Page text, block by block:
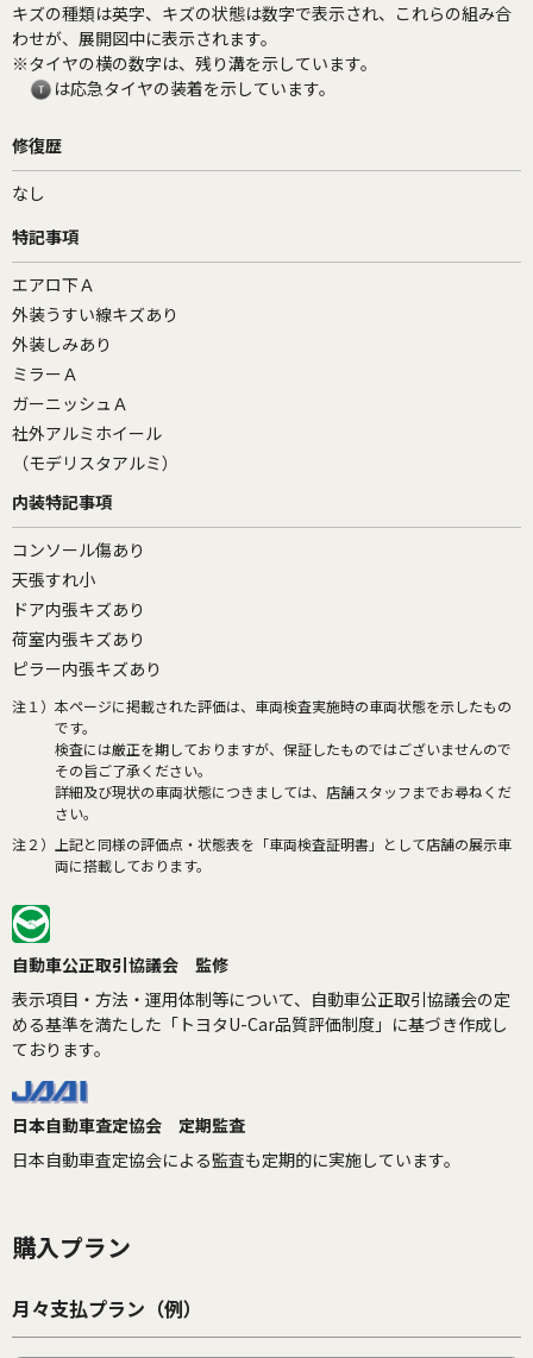
キズの種類は英字、キズの状態は数字で表示され、これらの組み合
わせが、展開図中に表示されます。
※タイヤの横の数字は、残り溝を示しています。
は応急タイヤの装着を示しています。
修復歴
なし
特記事項
エアロ下Ａ
外装うすい線キズあり
外装しみあり
ミラーＡ
ガーニッシュＡ
社外アルミホイール
（モデリスタアルミ）
内装特記事項
コンソール傷あり
天張すれ小
ドア内張キズあり
荷室内張キズあり
ピラー内張キズあり
注１） 本ページに掲載された評価は、車両検査実施時の車両状態を示したもの
です。
検査には厳正を期しておりますが、保証したものではございませんので
その旨ご了承ください。
詳細及び現状の車両状態につきましては、店舗スタッフまでお尋ねくだ
さい。
注２）
上記と同様の評価点・状態表を「車両検査証明書」として店舗の展示車
両に搭載しております。
自動車公正取引協議会 監修
表示項目・方法・運用体制等について、自動車公正取引協議会の定
める基準を満たした「トヨタU-Car品質評価制度」に基づき作成し
ております。
日本自動車査定協会 定期監査
日本自動車査定協会による監査も定期的に実施しています。
購入プラン
月々支払プラン（例）